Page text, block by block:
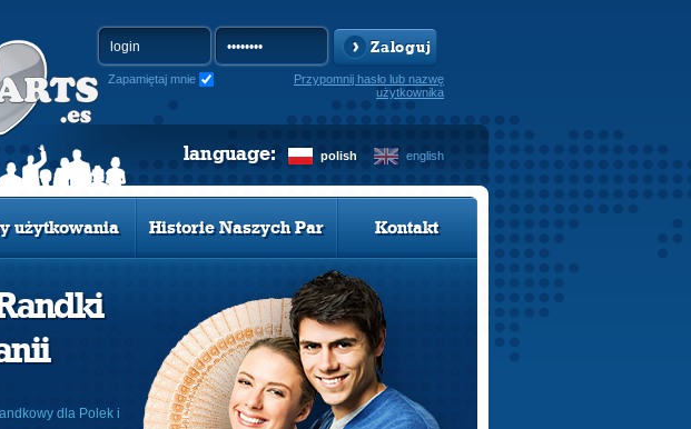
Zaloguj
Zapamiętaj mnie
Przypomnij hasło lub nazwę
użytkownika
polish english
language:
użytkowania Historie Naszych Par Kontakt
dla Polek i